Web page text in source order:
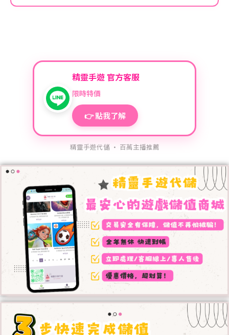
精靈手遊 官方客服
限時特價
👉 點我了解
精靈手遊代儲 · 百萬主播推薦